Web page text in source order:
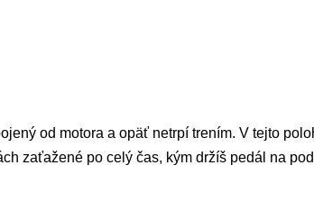
od motora a opäť netrpí trením. V tejto
zaťažené po celý čas, kým držíš pedál na